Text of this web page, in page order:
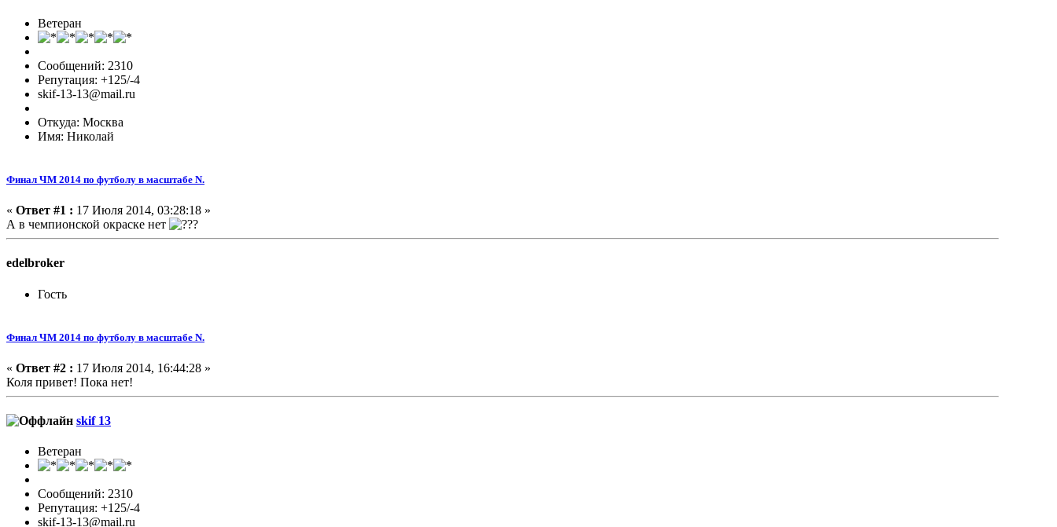
Ветеран
Сообщений: 2310
Репутация: +125/-4
skif-13-13@mail.ru
Откуда: Москва
Имя: Николай
Финал ЧМ 2014 по футболу в масштабе N.
« Ответ #1 : 17 Июля 2014, 03:28:18 »
А в чемпионской окраске нет
edelbroker
Гость
Финал ЧМ 2014 по футболу в масштабе N.
« Ответ #2 : 17 Июля 2014, 16:44:28 »
Коля привет! Пока нет!
skif 13
Ветеран
Сообщений: 2310
Репутация: +125/-4
skif-13-13@mail.ru